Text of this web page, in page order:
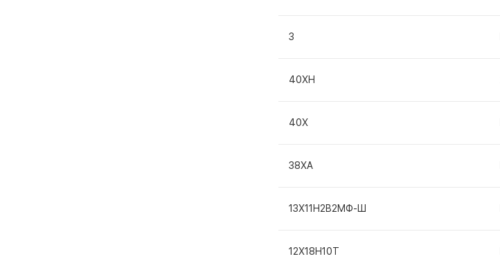
3
40ХН
40Х
38ХА
13Х11Н2В2МФ-Ш
12Х18Н10Т